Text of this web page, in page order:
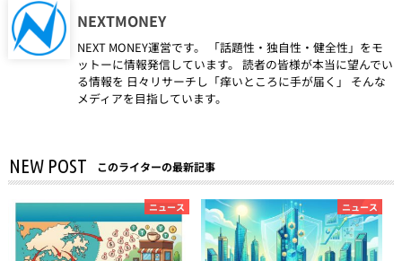
NEXTMONEY
NEXT MONEY運営です。 「話題性・独自性・健全性」をモ
ットーに情報発信しています。 読者の皆様が本当に望んでい
る情報を 日々リサーチし「痒いところに手が届く」 そんな
メディアを目指しています。
NEW POST このライターの最新記事
ニュース ニュース